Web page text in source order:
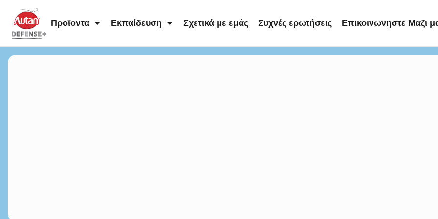
Προϊοντα Εκπαίδευση Σχετικά με εμάς Συχνές ερωτήσεις
Επικοινωνηστε Μαζι